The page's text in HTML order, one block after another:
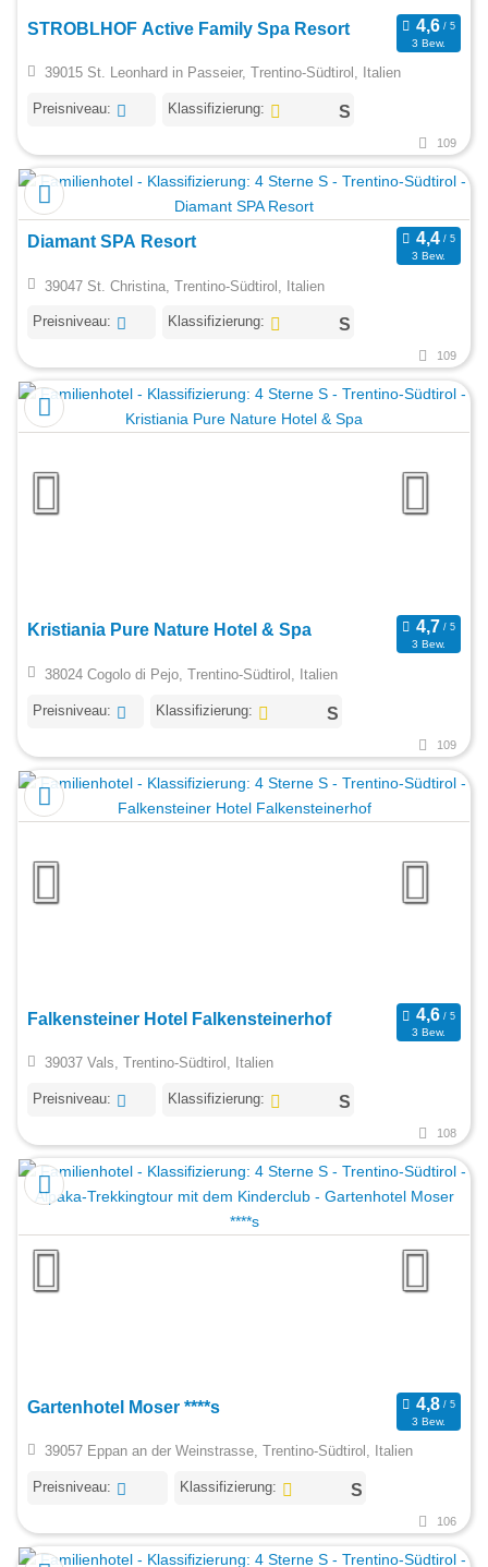
STROBLHOF Active Family Spa Resort
3 Bew.
39015 St. Leonhard in Passeier, Trentino-Südtirol, Italien
Preisniveau: Klassifizierung:
109
Diamant SPA Resort
3 Bew.
39047 St. Christina, Trentino-Südtirol, Italien
Preisniveau: Klassifizierung:
109
Kristiania Pure Nature Hotel & Spa
3 Bew.
38024 Cogolo di Pejo, Trentino-Südtirol, Italien
Preisniveau: Klassifizierung:
109
Falkensteiner Hotel Falkensteinerhof
3 Bew.
39037 Vals, Trentino-Südtirol, Italien
Preisniveau: Klassifizierung:
108
Gartenhotel Moser ****s
3 Bew.
39057 Eppan an der Weinstrasse, Trentino-Südtirol, Italien
Preisniveau: Klassifizierung:
106